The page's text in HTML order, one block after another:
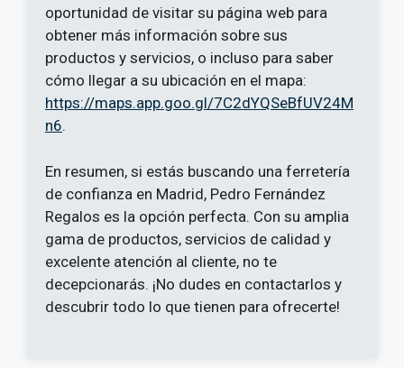
oportunidad de visitar su página web para
obtener más información sobre sus
productos y servicios, o incluso para saber
cómo llegar a su ubicación en el mapa:
https://maps.app.goo.gl/7C2dYQSeBfUV24M
n6.
En resumen, si estás buscando una ferretería
de confianza en Madrid, Pedro Fernández
Regalos es la opción perfecta. Con su amplia
gama de productos, servicios de calidad y
excelente atención al cliente, no te
decepcionarás. ¡No dudes en contactarlos y
descubrir todo lo que tienen para ofrecerte!